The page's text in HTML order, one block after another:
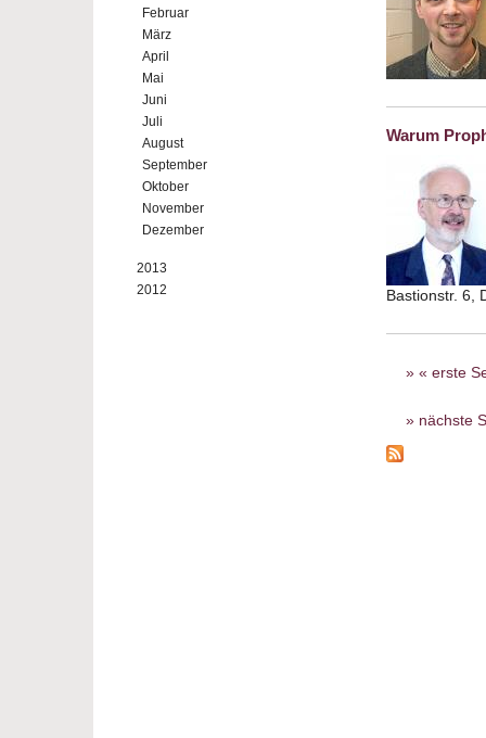
Februar
März
April
Mai
Juni
Juli
August
September
Oktober
November
Dezember
2013
2012
Warum
Bastionstr. 6,
Seiten
« erste
nächste